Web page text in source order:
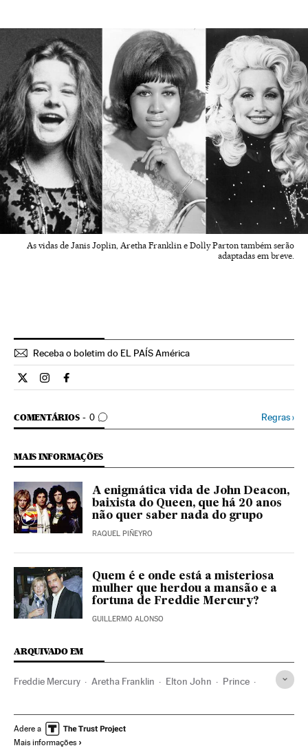
As vidas de Janis Joplin, Aretha Franklin e Dolly Parton também serão
adaptadas em breve.
Receba o boletim do EL PAÍS América
Cultura El País Brasil en Twitter
Cultura El País Brasil en Instagram
Cultura El País Brasil en Facebook
COMENTÁRIOS 0
COMENTÁRIOS Regras›
MAIS INFORMAÇÕES
A enigmática vida de John Deacon,
baixista do Queen, que há 20 anos
não quer saber nada do grupo
RAQUEL PIÑEYRO
Quem é e onde está a misteriosa
mulher que herdou a mansão e a
fortuna de Freddie Mercury?
GUILLERMO ALONSO
ARQUIVADO EM
Freddie Mercury Aretha Franklin Elton John Prince
Estilo de vida
Adere a
Mais informações